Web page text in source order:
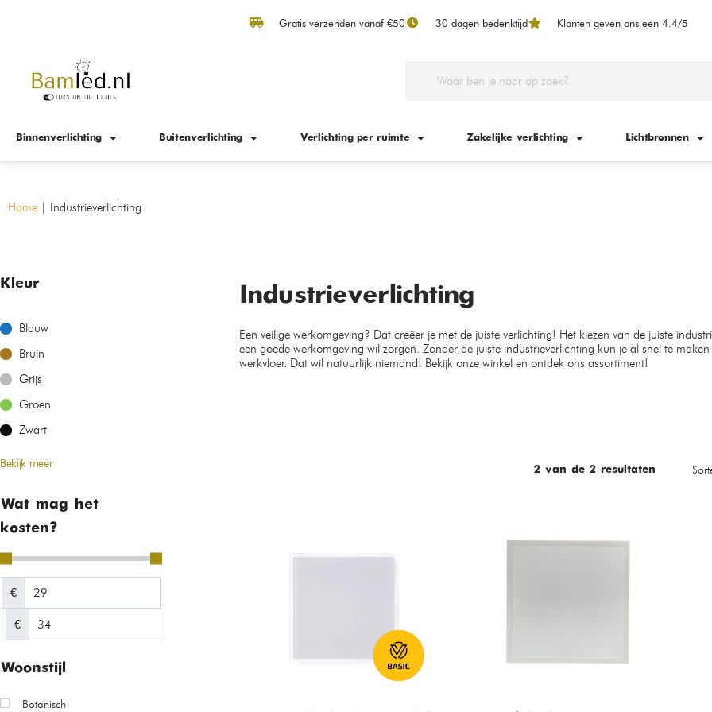
Gratis verzenden vanaf €50 30 dagen bedenktijd Klanten geven ons een 4.4/5
Binnenverlichting Buitenverlichting Verlichting per ruimte Zakelijke verlichting Lichtbronnen
Home | Industrieverlichting
Kleur
Blauw
Bruin
Grijs
Groen
Zwart
Bekijk meer
Wat mag het
kosten?
€
€
Woonstijl
Botanisch
Industrieverlichting
Een veilige werkomgeving? Dat creëer je met de juiste verlichting! Het kiezen van de juiste
een goede werkomgeving wil zorgen. Zonder de juiste industrieverlichting kun je al snel te
werkvloer. Dat wil natuurlijk niemand! Bekijk onze winkel en ontdek ons assortiment!
2 van de 2 resultaten